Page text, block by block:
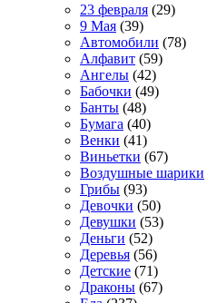
23 февраля (29)
9 Мая (39)
Автомобили (78)
Алфавит (59)
Ангелы (42)
Бабочки (49)
Банты (48)
Бумага (40)
Венки (41)
Виньетки (67)
Воздушные шарики
Грибы (93)
Девочки (50)
Девушки (53)
Деньги (52)
Деревья (56)
Детские (71)
Драконы (67)